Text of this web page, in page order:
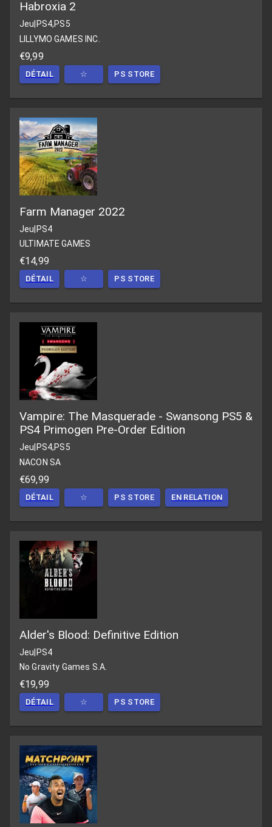
Habroxia 2
Jeu PS4,PS5
LILLYMO GAMES INC.
€9,99
DÉTAIL ☆ PS STORE
Farm Manager 2022
Jeu|PS4
ULTIMATE GAMES
€14,99
DÉTAIL ☆ PS STORE
Vampire: The Masquerade - Swansong PS5 &
PS4 Primogen Pre-Order Edition
Jeu PS4,PS5
NACON SA
€69,99
DÉTAIL ☆ PS STORE EN RELATION
Alder's Blood: Definitive Edition
Jeu|PS4
No Gravity Games S.A.
€19,99
DÉTAIL ☆ PS STORE